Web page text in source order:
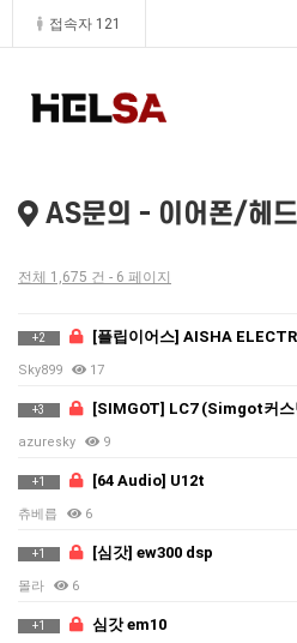
접속자 121
AS문의 - 이어폰/헤
전체 1,675 건 - 6 페이지
+2 [플립이어스] AISHA
Sky899 17
+3 [SIMGOT] LC7 (Simgot커스
azuresky 9
+1 [64 Audio] U12t
츄베릅 6
+1 [심갓] ew300 dsp
몰라 6
+1 심갓 em10